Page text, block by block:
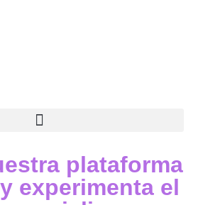
plataforma
experimenta el